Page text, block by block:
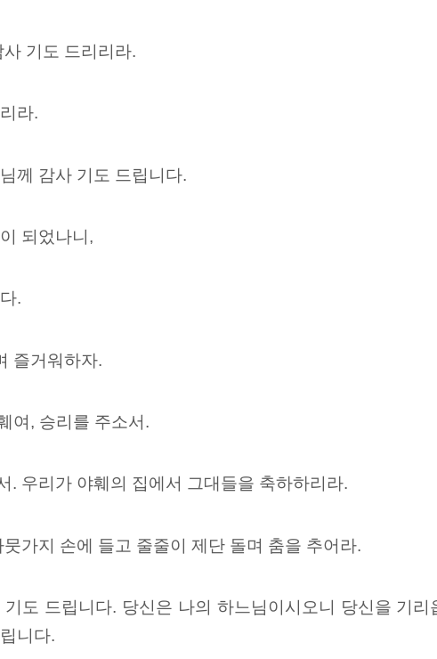
기도 드리리라.
라.
께 감사 기도 드립니다.
되었나니,
.
즐거워하자.
여, 승리를 주소서.
. 우리가 야훼의 집에서 그대들을 축하하리라.
가지 손에 들고 줄줄이 제단 돌며 춤을 추어라.
도 드립니다. 당신은 나의 하느님이시오니 당신을 기리
니다.